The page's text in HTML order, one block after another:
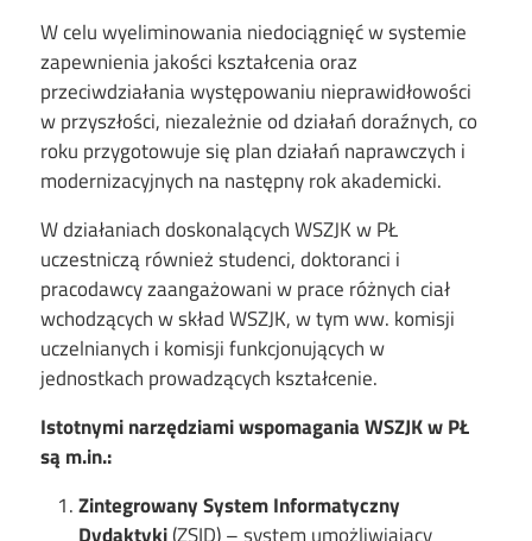
W celu wyeliminowania niedociągnięć w systemie
zapewnienia jakości kształcenia oraz
przeciwdziałania występowaniu nieprawidłowości
w przyszłości, niezależnie od działań doraźnych, co
roku przygotowuje się plan działań naprawczych i
modernizacyjnych na następny rok akademicki.
W działaniach doskonalących WSZJK w PŁ
uczestniczą również studenci, doktoranci i
pracodawcy zaangażowani w prace różnych ciał
wchodzących w skład WSZJK, w tym ww. komisji
uczelnianych i komisji funkcjonujących w
jednostkach prowadzących kształcenie.
Istotnymi narzędziami wspomagania WSZJK w PŁ
są m.in.:
Zintegrowany System Informatyczny
Dydaktyki(ZSID) – system umożliwiający